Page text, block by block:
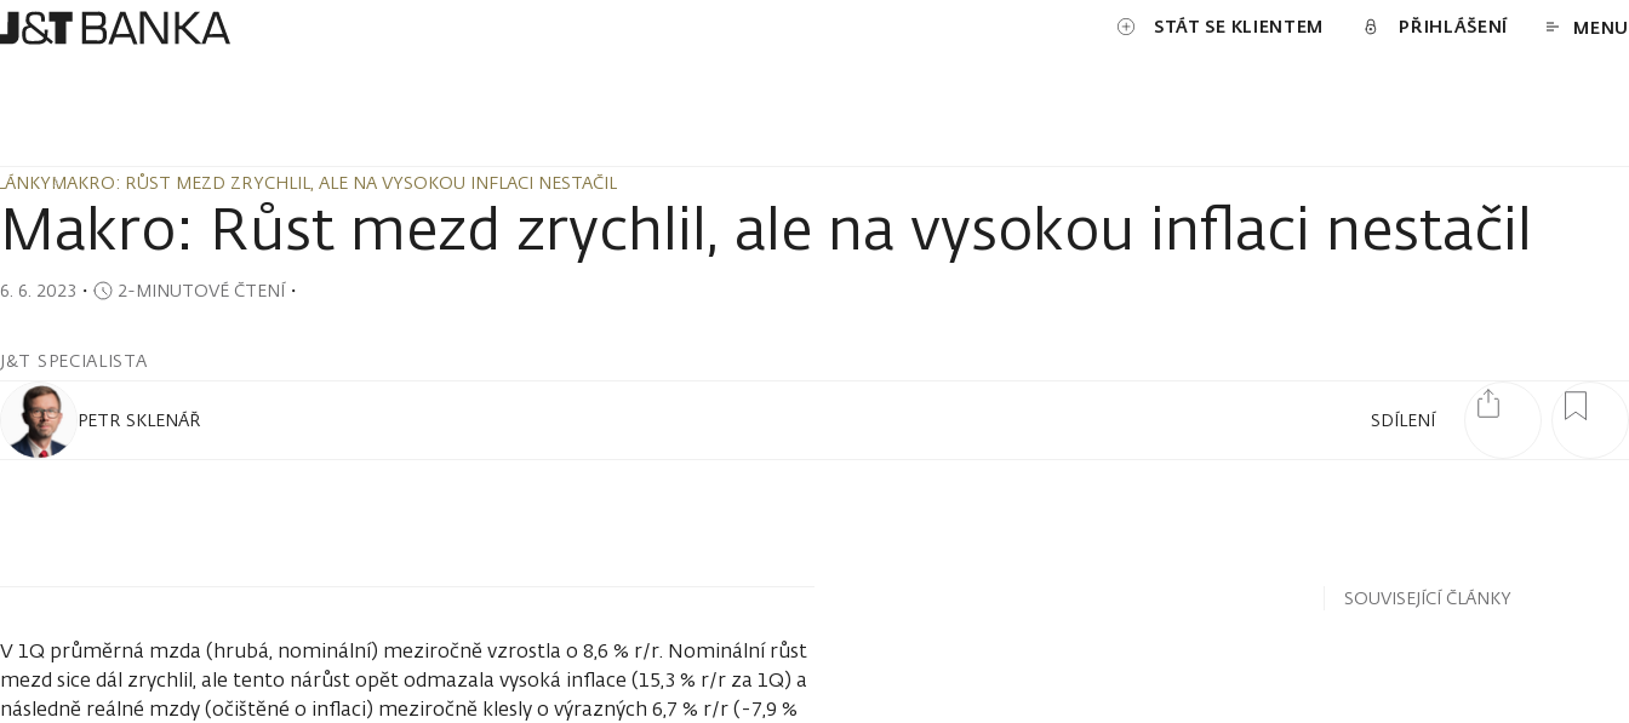
STÁT SE KLIENTEM PŘIHLÁŠENÍ MENU
MAKRO: RŮST MEZD ZRYCHLIL, ALE NA VYSOKOU INFLACI NESTAČIL
MAKRO: RŮST MEZD ZRYCHLIL, ALE NA VYSOKOU INFLACI NESTAČIL
Makro: Růst mezd zrychlil, ale na vysokou inflaci nestačil
6. 6. 2023 ・ 2-MINUTOVÉ ČTENÍ・
J&T SPECIALISTA
SDÍLENÍ
PETR SKLENÁŘ
V 1Q průměrná mzda (hrubá, nominální) meziročně vzrostla o 8,6 % r/r. Nominální růst
mezd sice dál zrychlil, ale tento nárůst opět odmazala vysoká inflace (15,3 % r/r za 1Q) a
následně reálné mzdy (očištěné o inflaci) meziročně klesly o výrazných 6,7 % r/r (-7,9 %
SOUVISEJÍCÍ ČLÁNKY